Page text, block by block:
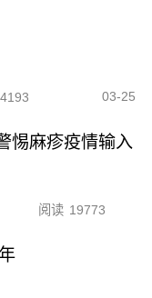
03-25
惕麻疹疫情输入
阅读 19773